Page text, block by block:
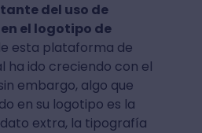
del uso de
el logotipo de
esta plataforma de
ha ido creciendo con el
embargo, algo que
en su logotipo es la
extra, la tipografía